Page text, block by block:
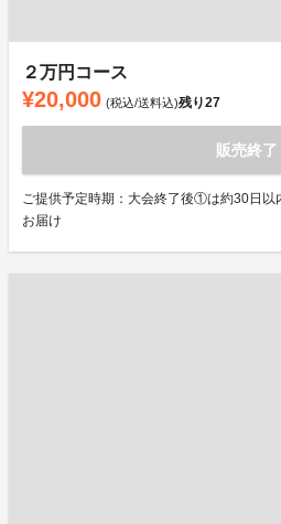
２万円コース
¥20,000 (税込/送料込)残り27
販売終了
ご提供予定時期：大会終了後①は約30日
お届け